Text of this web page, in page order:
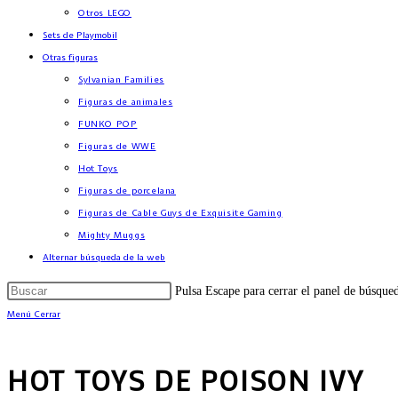
Otros LEGO
Sets de Playmobil
Otras figuras
Sylvanian Families
Figuras de animales
FUNKO POP
Figuras de WWE
Hot Toys
Figuras de porcelana
Figuras de Cable Guys de Exquisite Gaming
Mighty Muggs
Alternar búsqueda de la web
Pulsa Escape para cerrar el panel de
Menú Cerrar
HOT TOYS DE POISON IVY